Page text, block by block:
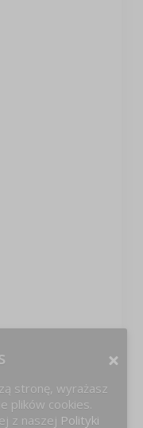
stronę, wyrażasz
plików cookies.
z naszej Polityki